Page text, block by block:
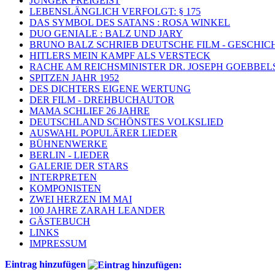
LEBENSLÄNGLICH VERFOLGT: § 175
DAS SYMBOL DES SATANS : ROSA WINKEL
DUO GENIALE : BALZ UND JARY
BRUNO BALZ SCHRIEB DEUTSCHE FILM -
HITLERS MEIN KAMPF ALS VERSTECK
RACHE AM REICHSMINISTER DR. JOSEPH
SPITZEN JAHR 1952
DES DICHTERS EIGENE WERTUNG
DER FILM - DREHBUCHAUTOR
MAMA SCHLIEF 26 JAHRE
DEUTSCHLAND SCHÖNSTES VOLKSLIED
AUSWAHL POPULÄRER LIEDER
BÜHNENWERKE
BERLIN - LIEDER
GALERIE DER STARS
INTERPRETEN
KOMPONISTEN
ZWEI HERZEN IM MAI
100 JAHRE ZARAH LEANDER
GÄSTEBUCH
LINKS
IMPRESSUM
Eintrag hinzufügen